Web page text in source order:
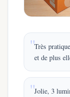
Très
et de plus
Jolie, 3